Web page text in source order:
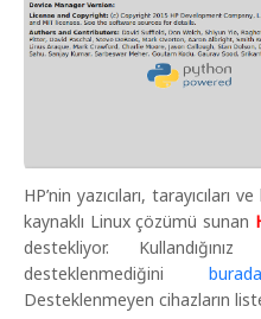
HP’nin yazıcıları, tarayıcıları
kaynaklı Linux çözümü sunan
destekliyor.
desteklenmediğini
Desteklenmeyen cihazların